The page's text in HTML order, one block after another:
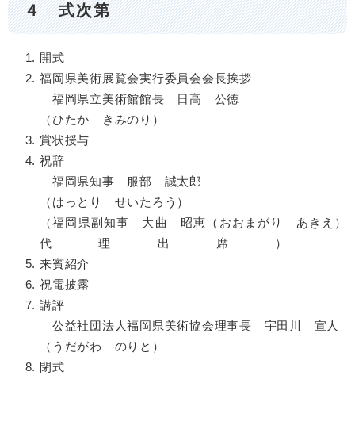
４ 式次第
開式
福岡県美術展覧会実行委員会会長挨拶
福岡県立美術館館長 日高 公徳
（ひたか きみのり）
賞状授与
祝辞
福岡県知事 服部 誠太郎
（はっとり せいたろう）
（福岡県副知事 大曲 昭恵（おおまがり あきえ）
代理出席）
来賓紹介
祝電披露
講評
公益社団法人福岡県美術協会理事長 宇田川 宣人
（うだがわ のりと）
閉式